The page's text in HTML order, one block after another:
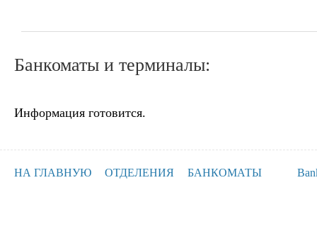
Банкоматы и терминалы:
Информация готовится.
НА ГЛАВНУЮ ОТДЕЛЕНИЯ БАНКОМАТЫ